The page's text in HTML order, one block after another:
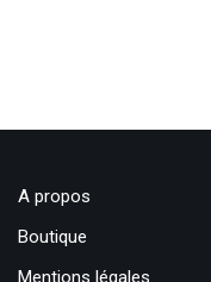
A propos
Boutique
Mentions légales